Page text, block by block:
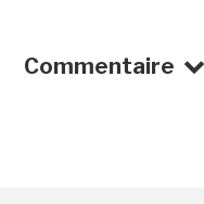
Commentaire